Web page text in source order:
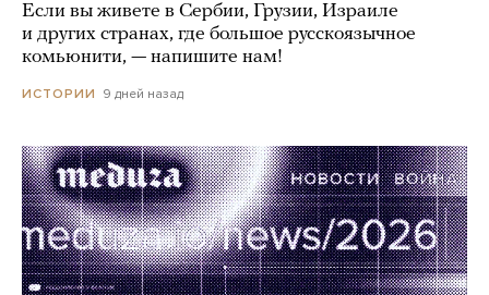
Если вы живете в Сербии, Грузии, Израиле
и других странах, где большое русскоязычное
комьюнити, — напишите нам!
ИСТОРИИ 9 дней назад